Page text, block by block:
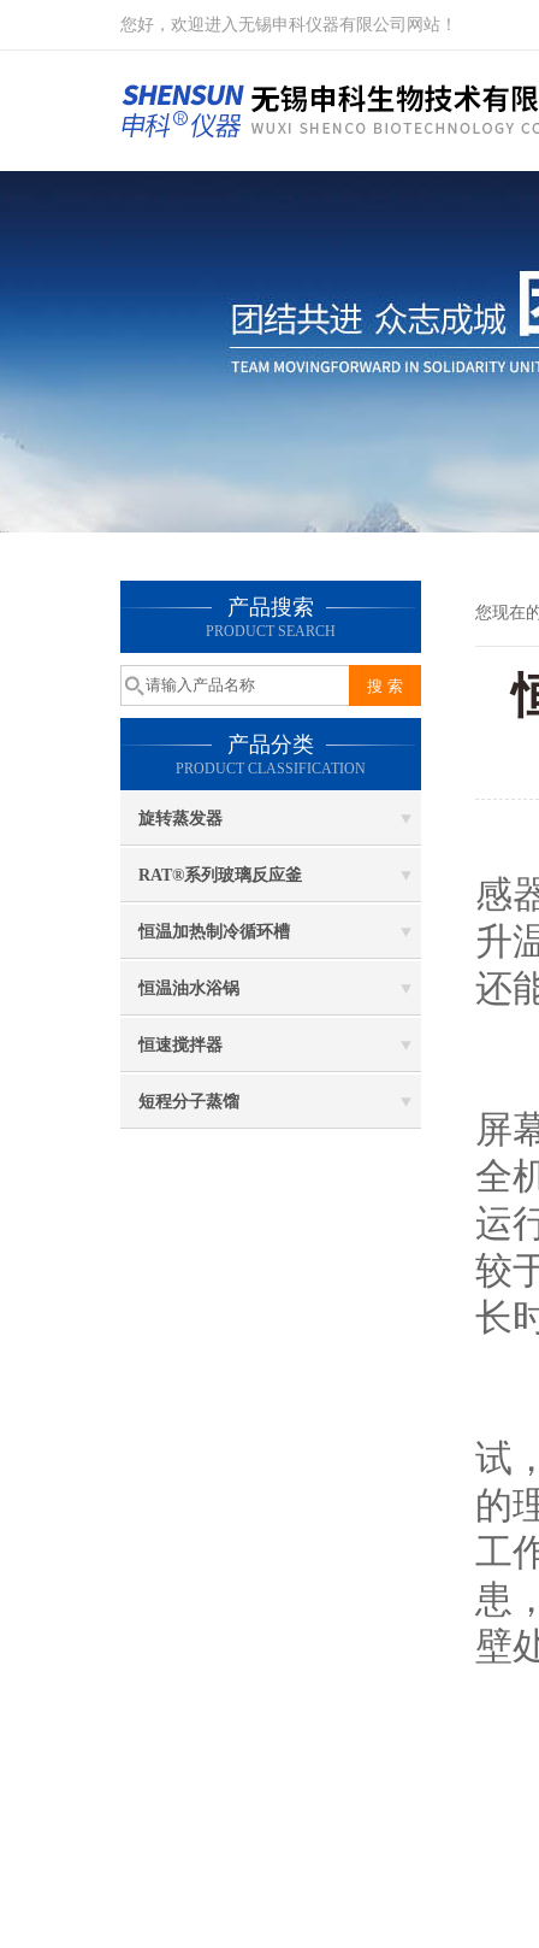
您好，欢迎进入无锡申科仪器有限公司网站！
产品搜索
PRODUCT SEARCH
产品分类
PRODUCT CLASSIFICATION
旋转蒸发器
RAT®系列玻璃反应釜
恒温加热制冷循环槽
恒温油水浴锅
恒速搅拌器
短程分子蒸馏
您现在
感
升
还
屏
全
运
较
长
试
的
工
患
壁